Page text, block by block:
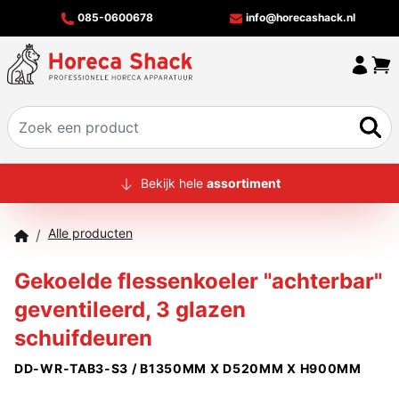
085-0600678 info@horecashack.nl
HOME
MERKEN
OFFERTECHECKER
Bekijk hele assortiment
/ Alle producten
Gekoelde flessenkoeler "achterbar"
geventileerd, 3 glazen
schuifdeuren
DD-WR-TAB3-S3 / B1350MM X D520MM X H900MM